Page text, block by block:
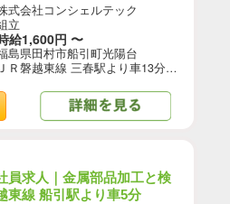
式会社コンシェルテック
立
給1,600円 〜
島県田村市船引町光陽台
ＪＲ磐越東線 三春駅より車13分／ＪＲ磐越西線 郡山(福島)駅より車32分 【自動車通勤】可(無料駐車場あり)／【自転車通勤】可／※就業先により異なる可能性あり。応募時お問い合わせください。
員求人｜金属部品加工と検
東線 船引駅より車5分